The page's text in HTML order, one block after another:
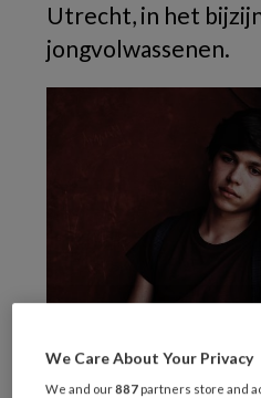
Utrecht, in het
jongvolwassenen.
We Care About Your Privacy
We and our887 partners store and